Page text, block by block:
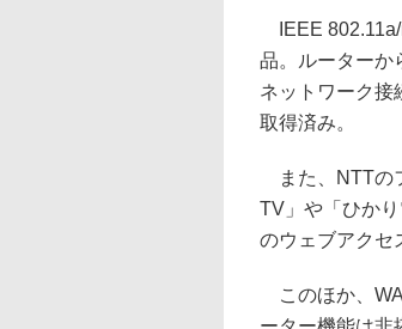
IEEE 802.11a/
品。ルーターか
ネットワーク接
取得済み。
また、NTTの
TV」や「ひか
のウェブアクセ
このほか、